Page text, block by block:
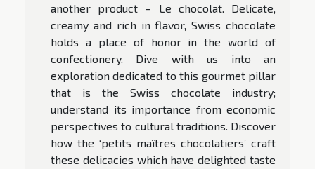
another product – Le chocolat. Delicate,
creamy and rich in flavor, Swiss chocolate
holds a place of honor in the world of
confectionery. Dive with us into an
exploration dedicated to this gourmet pillar
that is the Swiss chocolate industry;
understand its importance from economic
perspectives to cultural traditions. Discover
how the ‘petits maîtres chocolatiers’ craft
these delicacies which have delighted taste